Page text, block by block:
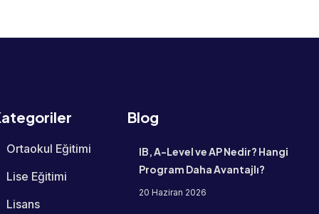
Ortaokul Eğitimi
Lise Eğitimi
Lisans
Blog
IB, A-Level ve AP Nedir? Hangi
Program Daha Avantajlı?
20 Haziran 2026